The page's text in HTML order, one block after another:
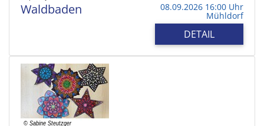
Waldbaden 08.09.2026 16:00 Uhr
Mühldorf
DETAIL